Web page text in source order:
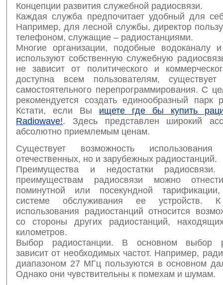
Концепции развития служебной радиосвязи.
Каждая служба предпочитает удобный для
Например, для лесной службы, директор
телефоном, служащие – радиостанциями.
Многие организации, подобные водоканалу
используют собственную служебную
не зависит от политического и
доступна всем пользователям, существует
самостоятельного перепрограммирования. С
рекомендуется создать единообразный парк
Кстати, если Вы ищете где бы купить
Radiowave!. Здесь представлен широкий
абсолютно приемлемым ценам.
Существует возможность
отечественных, но и зарубежных радиостанций.
Преимущества и недостатки
преимуществам радиосвязи можно
поминутной или посекундной
системе обслуживания ее устройств. К
использования радиостанций относится
со стороны других радиостанций,
километров.
Выбор радиостанции. В основном выбор
зависит от необходимых частот. Например,
диапазоном 27 МГц пользуются в основном
Однако они чувствительны к помехам и шумам.